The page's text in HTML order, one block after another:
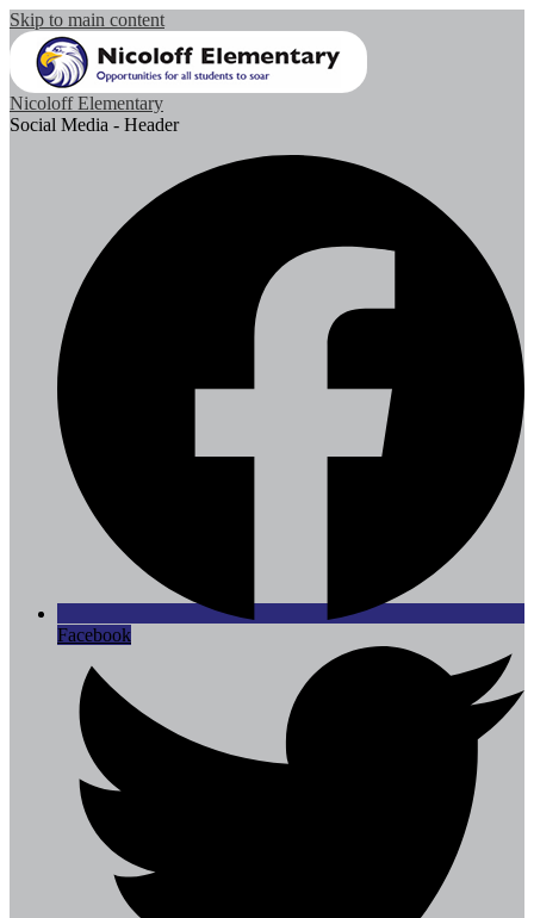
Skip to main content
Nicoloff Elementary
Social Media - Header
Facebook